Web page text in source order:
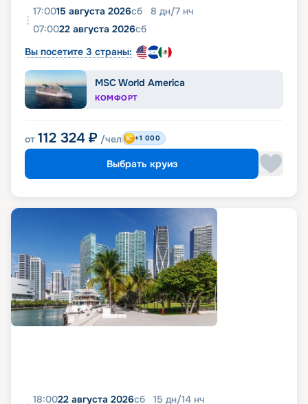
17:0015 августа 2026сб 8 дн/7 нч
07:0022 августа 2026сб
Вы посетите 3 страны:
MSC World America
КОМФОРТ
от 112 324 ₽ /чел +1 000
Выбрать круиз
18:0022 августа 2026сб 15 дн/14 нч